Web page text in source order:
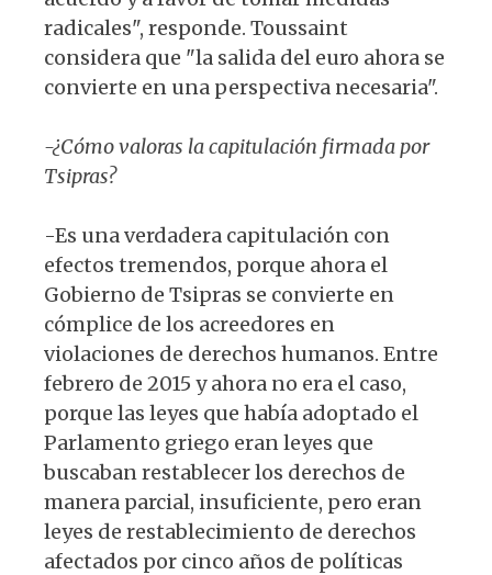
radicales", responde. Toussaint
considera que "la salida del euro ahora se
convierte en una perspectiva necesaria".
-¿Cómo valoras la capitulación firmada por
Tsipras?
-Es una verdadera capitulación con
efectos tremendos, porque ahora el
Gobierno de Tsipras se convierte en
cómplice de los acreedores en
violaciones de derechos humanos. Entre
febrero de 2015 y ahora no era el caso,
porque las leyes que había adoptado el
Parlamento griego eran leyes que
buscaban restablecer los derechos de
manera parcial, insuficiente, pero eran
leyes de restablecimiento de derechos
afectados por cinco años de políticas